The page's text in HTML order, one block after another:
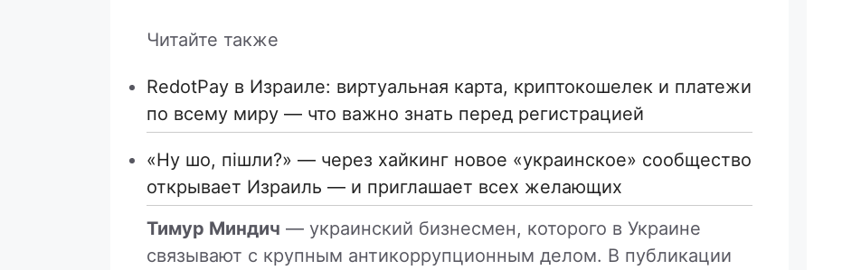
Читайте также
RedotPay в Израиле: виртуальная карта, криптокошелек и платежи
по всему миру — что важно знать перед регистрацией
«Ну шо, пішли?» — через хайкинг новое «украинское» сообщество
открывает Израиль — и приглашает всех желающих
Тимур Миндич — украинский бизнесмен, которого в Украине
связывают с крупным антикоррупционным делом. В публикации